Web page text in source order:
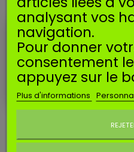
analysant vos
navigation.
Pour donner
consentement
appuyez sur le
Plus d'informations